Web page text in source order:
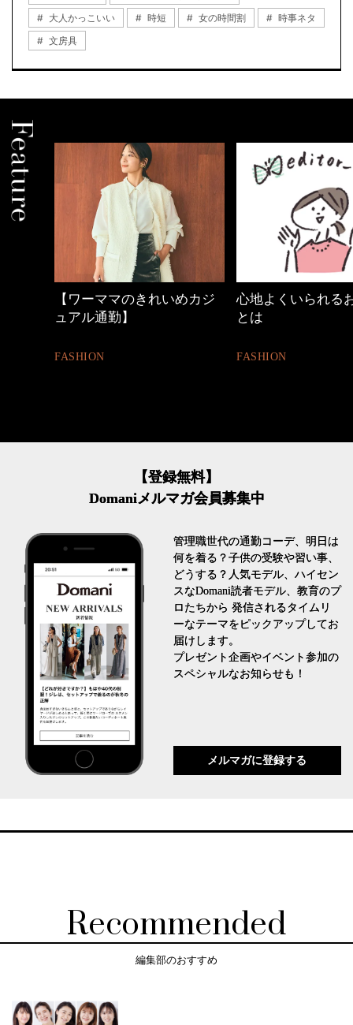
大人かっこいい
時短 女の時間割
時事ネタ
文房具
心地よくいられるおしゃれ
とは
FASHION
40代の小顔メイク
【登録無料】
Domaniメルマガ会員募集中
管理職世代の通勤コーデ、明日は
何を着る？子供の受験や習い事、
どうする？人気モデル、ハイセン
スなDomani読者モデル、教育のプ
ロたちから 発信されるタイムリ
ーなテーマをピックアップしてお
届けします。
プレゼント企画やイベント参加の
スペシャルなお知らせも！
メルマガに登録する
Recommended
編集部のおすすめ